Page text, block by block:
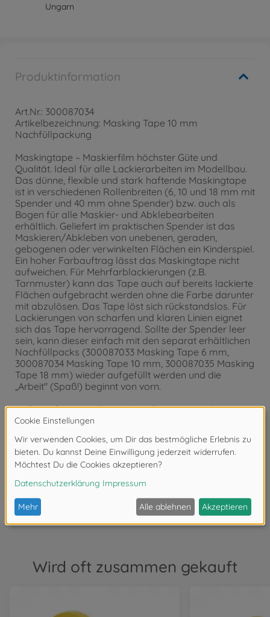
Ungarn
Produktinformation
Art.Nr.: 300087034
Artikelbezeichnung: Masking Tape 10 mm
Nachfüllpackung
Maskingtape – Maskierfilm höchster Güte und
Qualität. Ideal für alle Lackierarbeiten im Modellbau.
Das dünne, flexible und stark haftende Maskingtape
ist in verschiedenen Rollenbreiten (6, 10 und 18 mm mit
Spender und 40 mm ohne Spender) bzw. auch als
Bogen für alle Maskier- und Abklebearbeiten
erhältlich. Geliefert im praktischen Spender ist das
Maskieren/Abkleben von unebenen, geraden,
gebogenen oder verwinkelten Flächen ein Kinderspiel.
Ein hoher Farbauftrag lässt das Maskingtape nicht
aufweichen. Für Mehrfarblackierungen (z.B.
Tarnmuster) kann das Tape auch auf bereits lackierte
Flächen aufgebracht werden ohne die Farbe darunter
mit abzulösen. Das Tape löst sich rückstandslos. Für
Lackierungen von scharfen und klaren Linien eignet
sich das Tape hervorragend. Sollte der Spender leer
sein, kann dieser einfach mit den separat erhältlichen
Nachfüllpacks (300087033 Masking Tape 6 mm,
300087034 Masking Tape 10 mm, 300087035 Masking
Tape 18 mm) wieder aufgefüllt werden und die
„Arbeit" (Spaß!) beginnt von vorn.
Lieferumfang: 1 Rolle Masking Tape 18 m x 10 mm
Bewertungen (20)
FAQ
Wird oft zusammen gekauft